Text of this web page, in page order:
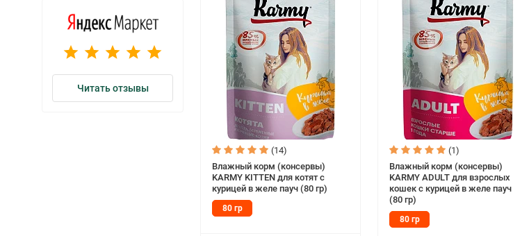
Читать отзывы
(14)
Влажный корм (консервы)
KARMY KITTEN для котят с
курицей в желе пауч (80 гр)
80 гр
(1)
Влажный корм (консервы)
KARMY ADULT для взрослых
кошек с курицей в желе пауч
(80 гр)
80 гр